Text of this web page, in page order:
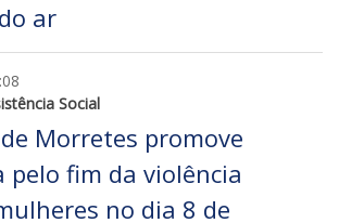
ar
Social
Morretes promove
pelo fim da violência
no dia 8 de